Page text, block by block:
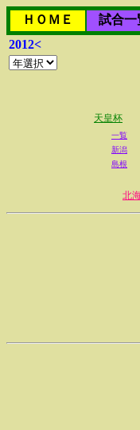
ＨＯＭＥ 試合一
2012<
天皇杯
一覧
新潟
島根
北